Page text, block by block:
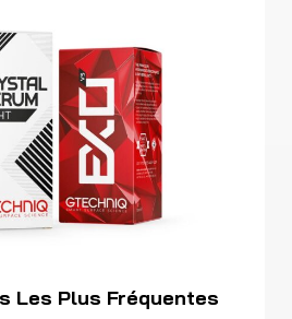
Les Plus Fréquentes